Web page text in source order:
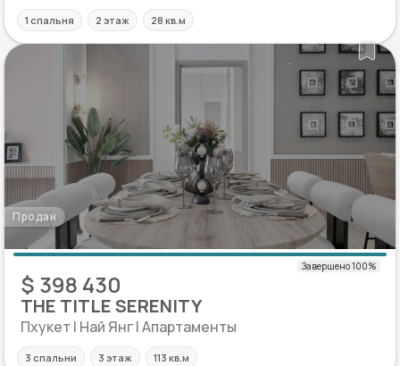
1 спальня 2 этаж 28 кв.м
Продан
$ 398 430
THE TITLE SERENITY
Пхукет | Най Янг | Апартаменты
3 спальни 3 этаж 113 кв.м